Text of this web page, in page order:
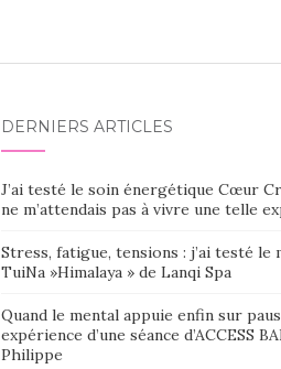
DERNIERS ARTICLES
J’ai testé le soin énergétique Cœur
ne m’attendais pas à vivre une telle
Stress, fatigue, tensions : j’ai testé le
TuiNa »Himalaya » de Lanqi Spa
Quand le mental appuie enfin sur
expérience d’une séance d’ACCESS
Philippe